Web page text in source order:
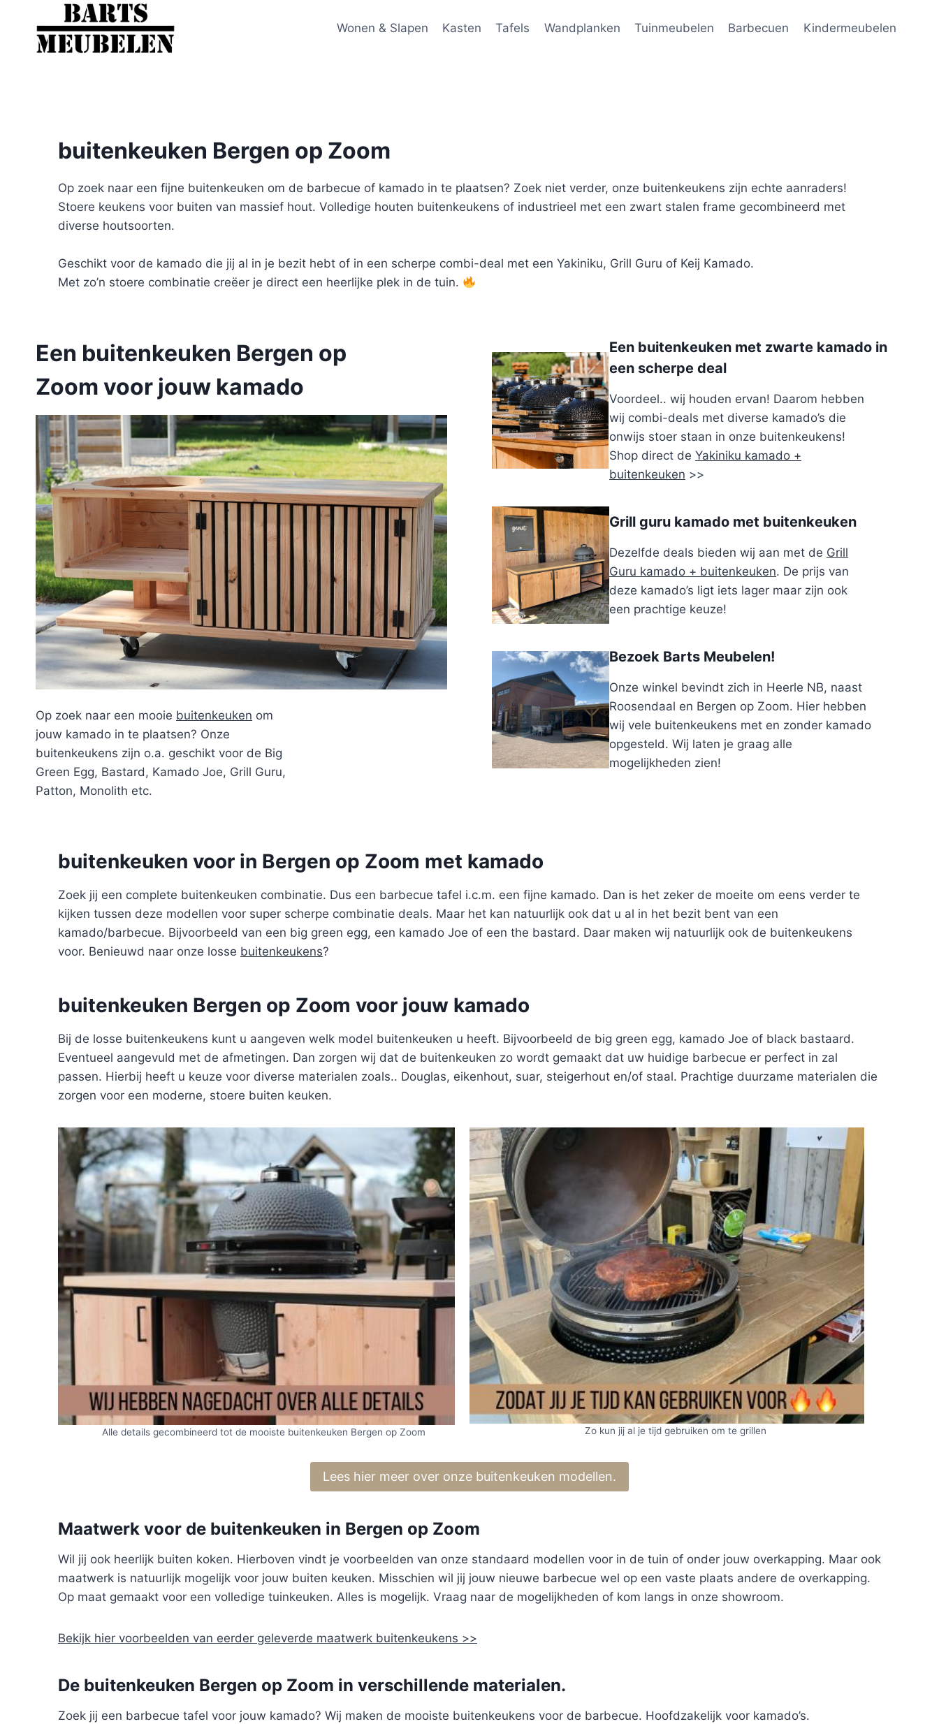
Wonen & Slapen Kasten Tafels Wandplanken Tuinmeubelen Barbecuen Kindermeubelen
buitenkeuken Bergen op Zoom
Op zoek naar een fijne buitenkeuken om de barbecue of kamado in te plaatsen? Zoek niet verder, onze buitenkeukens zijn echte aanraders!
Stoere keukens voor buiten van massief hout. Volledige houten buitenkeukens of industrieel met een zwart stalen frame gecombineerd met
diverse houtsoorten.
Geschikt voor de kamado die jij al in je bezit hebt of in een scherpe combi-deal met een Yakiniku, Grill Guru of Keij Kamado.
Met zo’n stoere combinatie creëer je direct een heerlijke plek in de tuin.
Een buitenkeuken Bergen op
Zoom voor jouw kamado
Op zoek naar een mooie buitenkeuken om
jouw kamado in te plaatsen? Onze
buitenkeukens zijn o.a. geschikt voor de Big
Green Egg, Bastard, Kamado Joe, Grill Guru,
Patton, Monolith etc.
Een buitenkeuken met zwarte kamado in
een scherpe deal
Voordeel.. wij houden ervan! Daarom hebben
wij combi-deals met diverse kamado’s die
onwijs stoer staan in onze buitenkeukens!
Shop direct de Yakiniku kamado +
buitenkeuken >>
Grill guru kamado met buitenkeuken
Dezelfde deals bieden wij aan met de Grill
Guru kamado + buitenkeuken. De prijs van
deze kamado’s ligt iets lager maar zijn ook
een prachtige keuze!
Bezoek Barts Meubelen!
Onze winkel bevindt zich in Heerle NB, naast
Roosendaal en Bergen op Zoom. Hier hebben
wij vele buitenkeukens met en zonder kamado
opgesteld. Wij laten je graag alle
mogelijkheden zien!
buitenkeuken voor in Bergen op Zoom met kamado
Zoek jij een complete buitenkeuken combinatie. Dus een barbecue tafel i.c.m. een fijne kamado. Dan is het zeker de moeite om eens verder te
kijken tussen deze modellen voor super scherpe combinatie deals. Maar het kan natuurlijk ook dat u al in het bezit bent van een
kamado/barbecue. Bijvoorbeeld van een big green egg, een kamado Joe of een the bastard. Daar maken wij natuurlijk ook de buitenkeukens
voor. Benieuwd naar onze losse buitenkeukens?
buitenkeuken Bergen op Zoom voor jouw kamado
Bij de losse buitenkeukens kunt u aangeven welk model buitenkeuken u heeft. Bijvoorbeeld de big green egg, kamado Joe of black bastaard.
Eventueel aangevuld met de afmetingen. Dan zorgen wij dat de buitenkeuken zo wordt gemaakt dat uw huidige barbecue er perfect in zal
passen. Hierbij heeft u keuze voor diverse materialen zoals.. Douglas, eikenhout, suar, steigerhout en/of staal. Prachtige duurzame materialen die
zorgen voor een moderne, stoere buiten keuken.
Alle details gecombineerd tot de mooiste buitenkeuken Bergen op Zoom Zo kun jij al je tijd gebruiken om te grillen
Lees hier meer over onze buitenkeuken modellen.
Maatwerk voor de buitenkeuken in Bergen op Zoom
Wil jij ook heerlijk buiten koken. Hierboven vindt je voorbeelden van onze standaard modellen voor in de tuin of onder jouw overkapping. Maar ook
maatwerk is natuurlijk mogelijk voor jouw buiten keuken. Misschien wil jij jouw nieuwe barbecue wel op een vaste plaats andere de overkapping.
Op maat gemaakt voor een volledige tuinkeuken. Alles is mogelijk. Vraag naar de mogelijkheden of kom langs in onze showroom.
Bekijk hier voorbeelden van eerder geleverde maatwerk buitenkeukens >>
De buitenkeuken Bergen op Zoom in verschillende materialen.
Zoek jij een barbecue tafel voor jouw kamado? Wij maken de mooiste buitenkeukens voor de barbecue. Hoofdzakelijk voor kamado’s.